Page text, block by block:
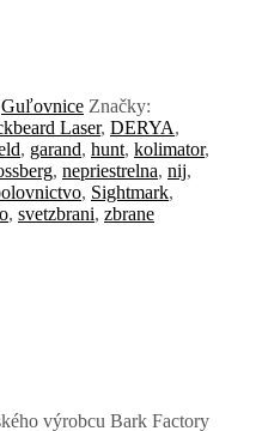
Guľovnice Značky:
Laser, DERYA,
, garand, hunt, kolimator,
, nepriestrelna, nij,
, Sightmark,
, svetzbrani, zbrane
výrobcu Bark Factory